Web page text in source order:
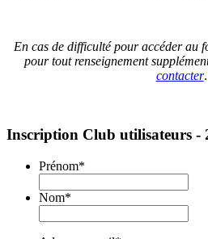
En cas de difficulté pour accéder au
pour tout renseignement
contacter.
Inscription Club utilisateurs -
Prénom*
Nom*